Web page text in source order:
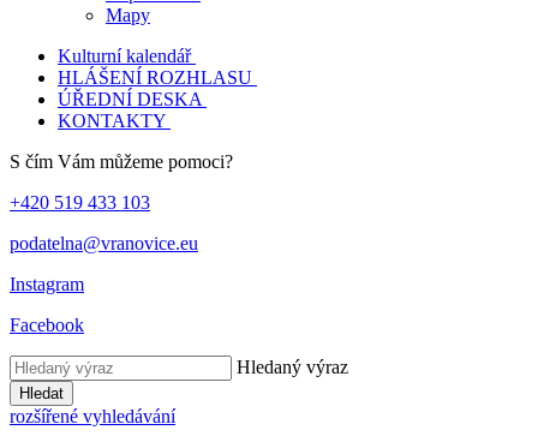
Mapy
Kulturní kalendář
HLÁŠENÍ ROZHLASU
ÚŘEDNÍ DESKA
KONTAKTY
S čím Vám můžeme pomoci?
+420 519 433 103
podatelna@vranovice.eu
Instagram
Facebook
Hledaný výraz
Hledat
rozšířené vyhledávání